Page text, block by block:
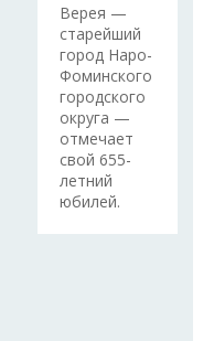
Верея —
старейший
город Наро-
Фоминского
городского
округа —
отмечает
свой 655-
летний
юбилей.